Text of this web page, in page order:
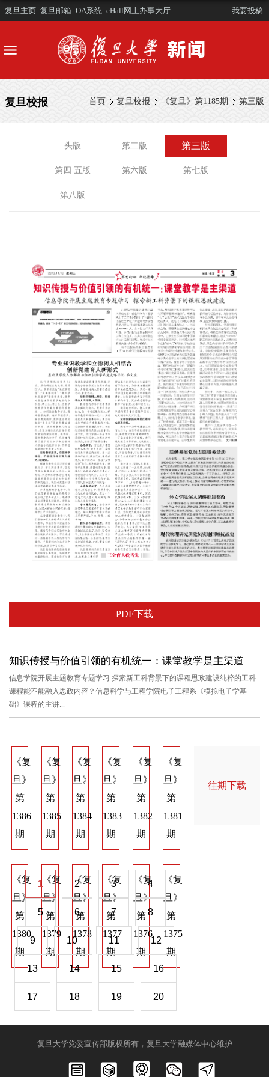
复旦主页 复旦邮箱 OA系统 eHall网上办事大厅 我要投稿
首页 复旦校报 《复旦》第1185期 第三版
复旦校报
头版 第二版 第三版
第四 五版 第六版 第七版
第八版
PDF下载
知识传授与价值引领的有机统一：课堂教学是主渠道
信息学院开展主题教育专题学习 探索新工科背景下的课程思政建设纯粹的工科
课程能不能融入思政内容？信息科学与工程学院电子工程系《模拟电子学基
础》课程的主讲...
《复
旦》
第
1386
期
《复
旦》
第
1385
期
《复
旦》
第
1384
期
《复
旦》
第
1383
期
《复
旦》
第
1382
期
《复
旦》
第
1381
期
《复
旦》
第
1380
期
《复
旦》
第
1379
期
《复
旦》
第
1378
期
《复
旦》
第
1377
期
《复
旦》
第
1376
期
《复
旦》
第
1375
期
旦》
1 2 3 4
5 6 7 8
9 10 11 12
13 14 15 16
17 18 19 20
往期下载
复旦大学党委宣传部版权所有，复旦大学融媒体中心维护